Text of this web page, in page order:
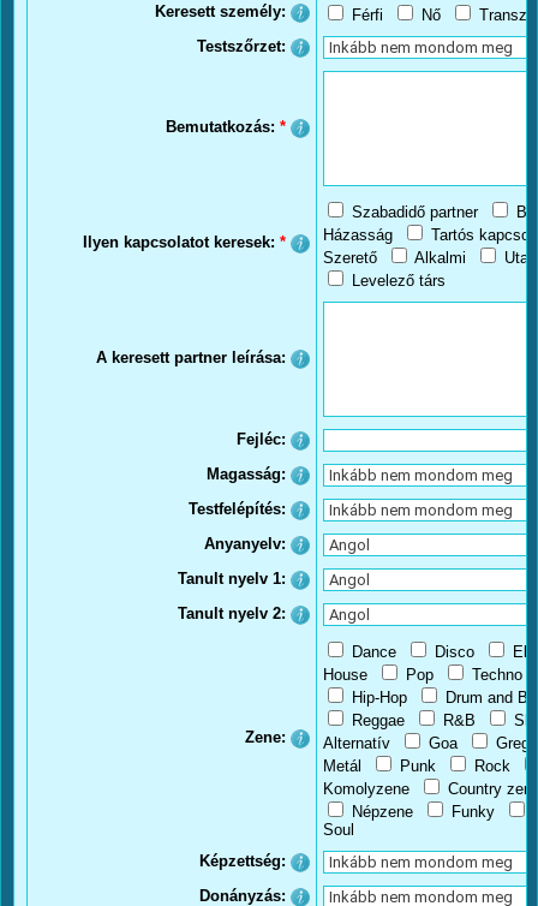
Keresett személy:
Férfi Nő
Testszőrzet:
Bemutatkozás: *
Ilyen kapcsolatot keresek: *
Szabadidő partner
Házasság
Tartós
Szerető
Alkalmi
Levelező társ
A keresett partner leírása:
Fejléc:
Magasság:
Testfelépítés:
Anyanyelv:
Tanult nyelv 1:
Tanult nyelv 2:
Zene:
Dance Disco
House
Pop
Techno
Hip-Hop
Drum and
Reggae
R&B
Alternatív
Goa
Metál
Punk
Rock
Komolyzene
Country
Népzene
Funky
Soul
Képzettség:
Donányzás: